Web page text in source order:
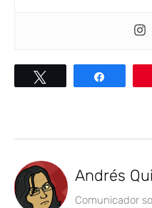
Andrés
Comunicador